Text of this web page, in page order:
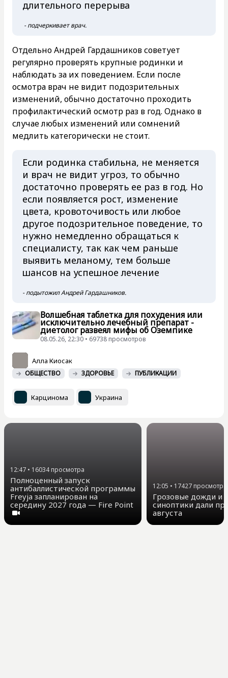
длительного перерыва
- подчеркивает врач.
Отдельно Андрей Гардашников советует
регулярно проверять крупные родинки и
наблюдать за их поведением. Если после
осмотра врач не видит подозрительных
изменений, обычно достаточно проходить
профилактический осмотр раз в год. Однако в
случае любых изменений или сомнений
медлить категорически не стоит.
Если родинка стабильна, не меняется
и врач не видит угроз, то обычно
достаточно проверять ее раз в год. Но
если появляется рост, изменение
цвета, кровоточивость или любое
другое подозрительное поведение, то
нужно немедленно обращаться к
специалисту, так как чем раньше
выявить меланому, тем больше
шансов на успешное лечение
- подытожил Андрей Гардашников.
Волшебная таблетка для похудения или
исключительно лечебный препарат -
диетолог развеял мифы об Оземпике
08.05.26, 22:30 • 69738 просмотров
Алла Киосак
ОБЩЕСТВО ЗДОРОВЬЕ ПУБЛИКАЦИИ
Карцинома Украина
12:47 • 16034 просмотра
Полноценный запуск
антибаллистической программы
Freyja запланирован на
середину 2027 года — Fire Point
12:05 • 17427просмотра
Грозовые дожди и
синоптики дали
августа